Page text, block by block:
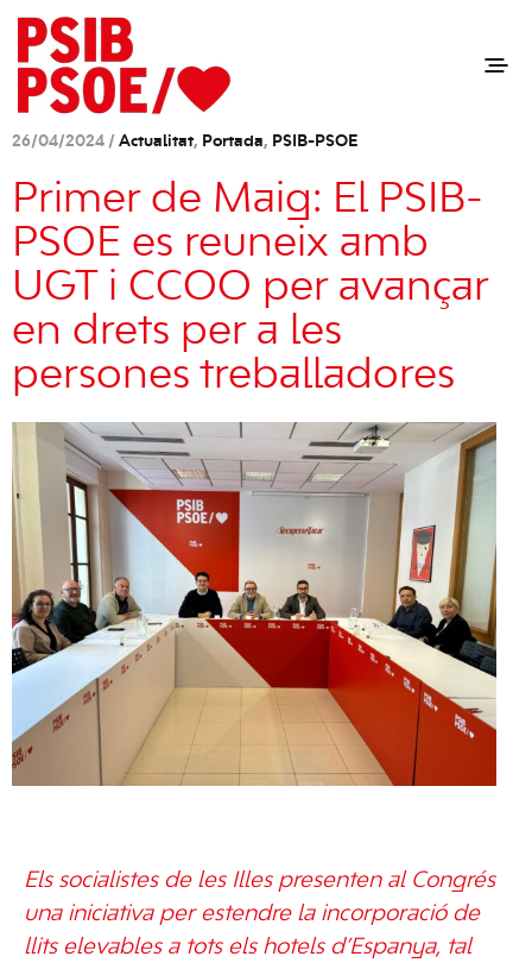
26/04/2024 / Actualitat, Portada, PSIB-PSOE
Primer de Maig: El PSIB-
PSOE es reuneix amb
UGT i CCOO per avançar
en drets per a les
persones treballadores
Els socialistes de les Illes presenten al Congrés
una iniciativa per estendre la incorporació de
llits elevables a tots els hotels d’Espanya, tal